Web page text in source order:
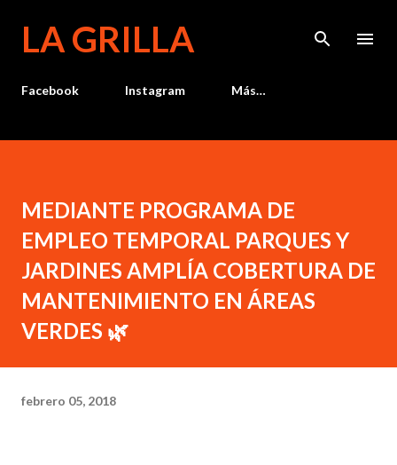
LA GRILLA
Facebook Instagram Más…
MEDIANTE PROGRAMA DE
EMPLEO TEMPORAL PARQUES Y
JARDINES AMPLÍA COBERTURA DE
MANTENIMIENTO EN ÁREAS
VERDES 🌿
febrero 05, 2018